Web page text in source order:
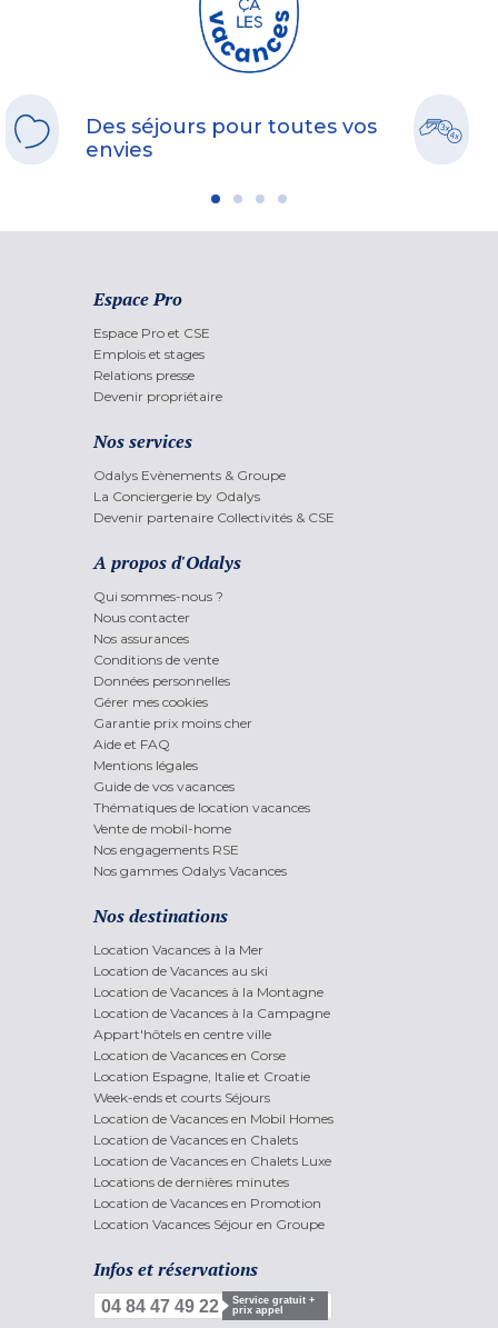
Des séjours pour toutes vos
envies
Espace Pro
Espace Pro et CSE
Emplois et stages
Relations presse
Devenir propriétaire
Nos services
Odalys Evènements & Groupe
La Conciergerie by Odalys
Devenir partenaire Collectivités & CSE
A propos d'Odalys
Qui sommes-nous ?
Nous contacter
Nos assurances
Conditions de vente
Données personnelles
Gérer mes cookies
Garantie prix moins cher
Aide et FAQ
Mentions légales
Guide de vos vacances
Thématiques de location vacances
Vente de mobil-home
Nos engagements RSE
Nos gammes Odalys Vacances
Nos destinations
Location Vacances à la Mer
Location de Vacances au ski
Location de Vacances à la Montagne
Location de Vacances à la Campagne
Appart'hôtels en centre ville
Location de Vacances en Corse
Location Espagne, Italie et Croatie
Week-ends et courts Séjours
Location de Vacances en Mobil Homes
Location de Vacances en Chalets
Location de Vacances en Chalets Luxe
Locations de dernières minutes
Location de Vacances en Promotion
Location Vacances Séjour en Groupe
Infos et réservations
04 84 47 49 22
Service gratuit +
prix appel